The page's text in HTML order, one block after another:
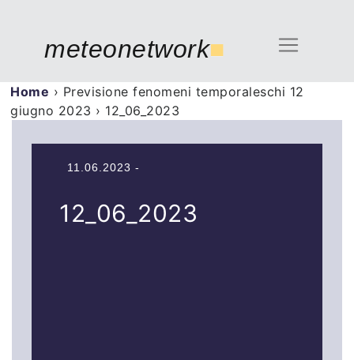
meteonetwork■
Home › Previsione fenomeni temporaleschi 12
giugno 2023 › 12_06_2023
11.06.2023 -
12_06_2023